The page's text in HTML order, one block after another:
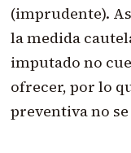
(imprudente).
la medida
imputado no
ofrecer, por lo
preventiva no